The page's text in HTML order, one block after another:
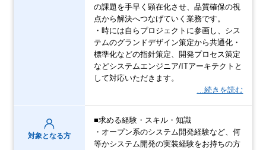
の課題を手早く顕在化させ、品質確保の視
点から解決へつなげていく業務です。
・時には自らプロジェクトに参画し、シス
テムのグランドデザイン策定から共通化・
標準化などの指針策定、開発プロセス策定
などシステムエンジニア/ITアーキテクトと
して対応いただきます。
…続きを読む
対象となる方
■求める経験・スキル・知識
・オープン系のシステム開発経験など、何
等かシステム開発の実装経験をお持ちの方